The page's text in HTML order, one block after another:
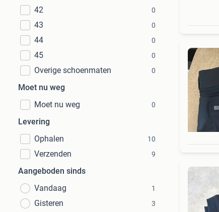
42 0
43 0
44 0
45 0
Overige schoenmaten 0
Moet nu weg
Moet nu weg
0
Levering
Ophalen
10
Verzenden 9
Aangeboden sinds
Vandaag
1
Gisteren 3